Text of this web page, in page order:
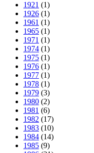
1921 (1)
1926 (1)
1961 (1)
1965 (1)
1971 (1)
1974 (1)
1975 (1)
1976 (1)
1977 (1)
1978 (1)
1979 (3)
1980 (2)
1981 (6)
1982 (17)
1983 (10)
1984 (14)
1985 (9)